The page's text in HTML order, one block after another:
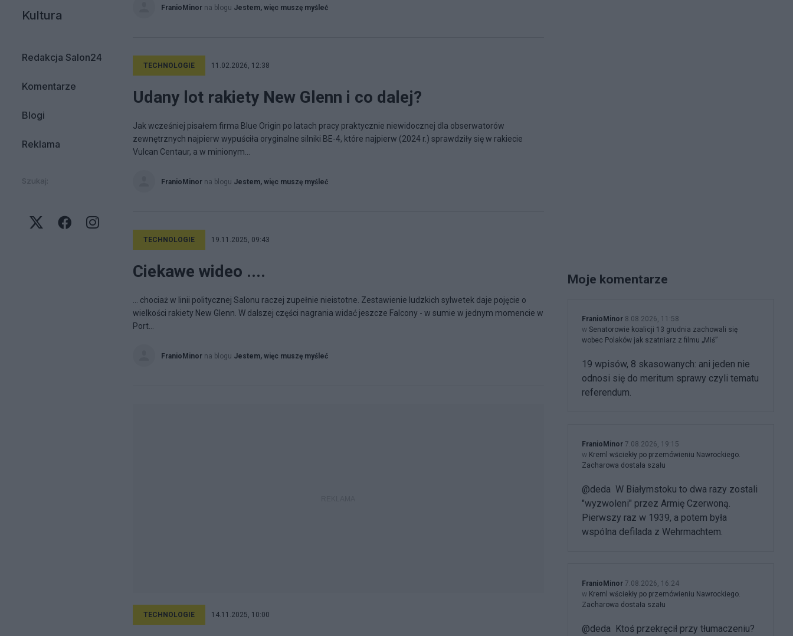
Kultura
Redakcja Salon24
Komentarze
Blogi
Reklama
Szukaj:
FranioMinor na blogu Jestem, więc muszę myśleć
TECHNOLOGIE 11.02.2026, 12:38
Udany lot rakiety New Glenn i co dalej?
Jak wcześniej pisałem firma Blue Origin po latach pracy praktycznie niewidocznej dla obserwatorów
zewnętrznych najpierw wypuściła oryginalne silniki BE-4, które najpierw (2024 r.) sprawdziły się w rakiecie
Vulcan Centaur, a w minionym...
FranioMinor na blogu Jestem, więc muszę myśleć
TECHNOLOGIE 19.11.2025, 09:43
Ciekawe wideo ....
... chociaż w linii politycznej Salonu raczej zupełnie nieistotne. Zestawienie ludzkich sylwetek daje pojęcie o
wielkości rakiety New Glenn. W dalszej części nagrania widać jeszcze Falcony - w sumie w jednym momencie w
Port...
FranioMinor na blogu Jestem, więc muszę myśleć
TECHNOLOGIE 14.11.2025, 10:00
Moje komentarze
FranioMinor 8.08.2026, 11:58
w Senatorowie koalicji 13 grudnia zachowali się
wobec Polaków jak szatniarz z filmu „Miś”
19 wpisów, 8 skasowanych: ani jeden nie
odnosi się do meritum sprawy czyli tematu
referendum.
FranioMinor 7.08.2026, 19:15
w Kreml wściekły po przemówieniu Nawrockiego.
Zacharowa dostała szału
@deda W Białymstoku to dwa razy zostali
"wyzwoleni" przez Armię Czerwoną.
Pierwszy raz w 1939, a potem była
wspólna defilada z Wehrmachtem.
FranioMinor 7.08.2026, 16:24
w Kreml wściekły po przemówieniu Nawrockiego.
Zacharowa dostała szału
@deda Ktoś przekręcił przy tłumaczeniu?